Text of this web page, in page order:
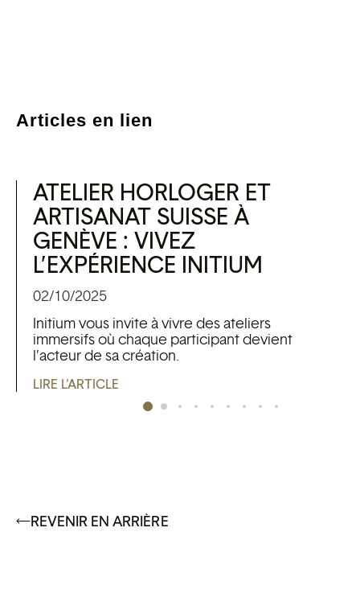
Articles en lien
ATELIER HORLOGER ET
ARTISANAT SUISSE À
GENÈVE : VIVEZ
L’EXPÉRIENCE INITIUM
02/10/2025
Initium vous invite à vivre des ateliers
immersifs où chaque participant devient
l’acteur de sa création.
LIRE L'ARTICLE
REVENIR EN ARRIÈRE